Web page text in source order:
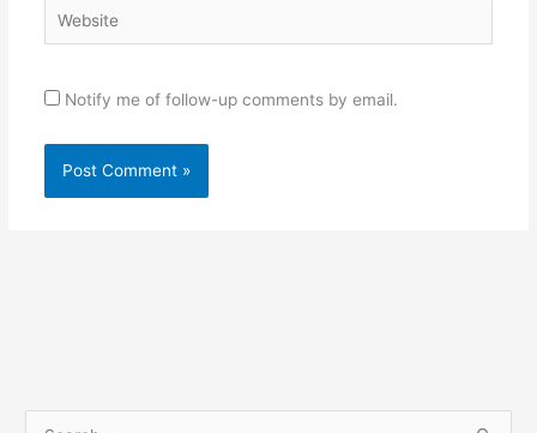
Website
Notify me of follow-up comments by email.